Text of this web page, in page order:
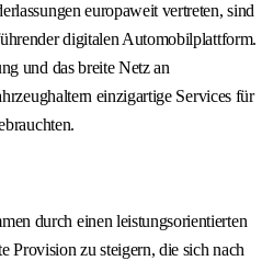
europaweit vertreten, sind
digitalen Automobilplattform.
und das breite Netz an
einzigartige Services für
durch einen leistungsorientierten
Provision zu steigern, die sich nach